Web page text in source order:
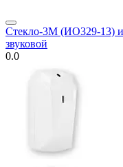
Стекло-3М (ИО329-13)
звуковой
0.0